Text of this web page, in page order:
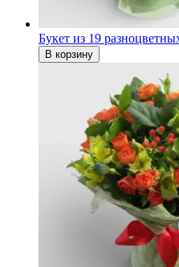
Букет из 19
В корзину